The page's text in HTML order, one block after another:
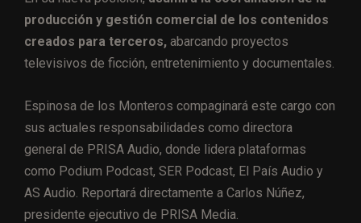
producción y gestión comercial de los contenidos
creados para terceros, abarcando proyectos
televisivos de ficción, entretenimiento y documentales.
Espinosa de los Monteros compaginará este cargo con
sus actuales responsabilidades como directora
general de PRISA Audio, donde lidera plataformas
como Podium Podcast, SER Podcast, El País Audio y
AS Audio. Reportará directamente a Carlos Núñez,
presidente ejecutivo de PRISA Media.